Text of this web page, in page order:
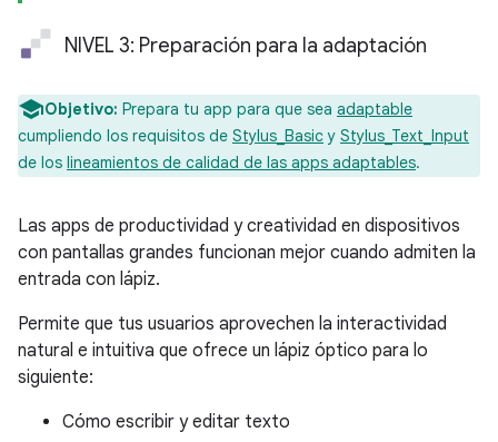
NIVEL 3: Preparación para la adaptación
Objetivo: Prepara tu app para que sea adaptable
cumpliendo los requisitos de Stylus_Basicy Stylus_Text_Input
de los lineamientos de calidad de las apps adaptables.
Las apps de productividad y creatividad en dispositivos
con pantallas grandes funcionan mejor cuando admiten la
entrada con lápiz.
Permite que tus usuarios aprovechen la interactividad
natural e intuitiva que ofrece un lápiz óptico para lo
siguiente:
Cómo escribir y editar texto